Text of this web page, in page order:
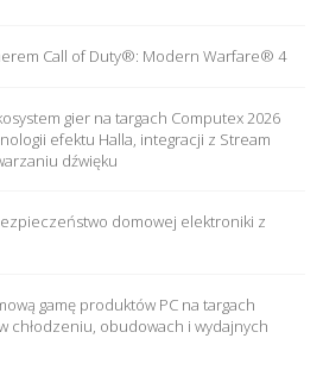
Call of Duty®: Modern Warfare® 4
gier na targach Computex 2026
efektu Halla, integracji z Stream
dźwięku
domowej elektroniki z
gamę produktów PC na targach
chłodzeniu, obudowach i wydajnych